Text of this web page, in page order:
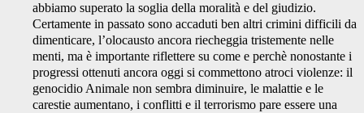
abbiamo superato la soglia della moralità e del giudizio.
Certamente in passato sono accaduti ben altri crimini difficili da
dimenticare, l’olocausto ancora riecheggia tristemente nelle
menti, ma è importante riflettere su come e perchè nonostante i
progressi ottenuti ancora oggi si commettono atroci violenze: il
genocidio Animale non sembra diminuire, le malattie e le
carestie aumentano, i conflitti e il terrorismo pare essere una